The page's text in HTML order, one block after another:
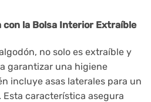
con la Bolsa Interior Extraíble
no solo es extraíble y
garantizar una higiene
incluye asas laterales para un
característica asegura